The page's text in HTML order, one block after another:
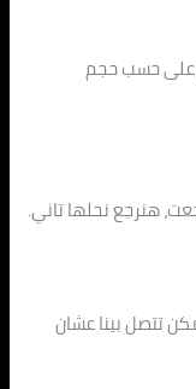
على حسب حجم
هنرجع نحلها تاني.
تتصل بينا عشان